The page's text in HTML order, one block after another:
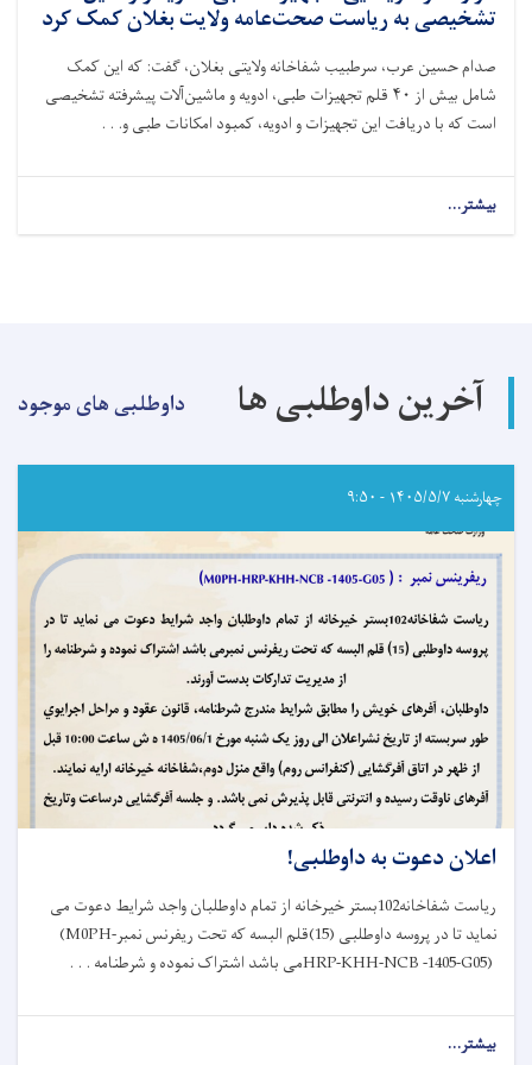
تشخیصی به ریاست صحت‌عامه ولایت بغلان کمک کرد
صدام حسین عرب، سرطبیب شفاخانه ولایتی بغلان، گفت: که این کمک
شامل بیش از ۴۰ قلم تجهیزات طبی، ادویه و ماشین‌آلات پیشرفته تشخیصی
است که با دریافت این تجهیزات و ادویه، کمبود امکانات طبی و. . .
بیشتر...
کمیته
۵۰۰
هزار
امریکایی،
تجهیزات
ادویه
و
وسایل
تشخیصی
به
ریاست
ولایت
بغلان
کمک
کرد
آخرین داوطلبی ها داوطلبی های موجود
چهارشنبه ۱۴۰۵/۵/۷ - ۹:۵۰
اعلان دعوت به داوطلبی!
ریاست شفاخانه102بستر خیرخانه از تمام داوطلبان واجد شرایط دعوت می
نماید تا در پروسه داوطلبی (15)قلم البسه که تحت ریفرنس نمبر
(M0PH-
HRP-KHH-NCB -1405-G05)می باشد اشتراک نموده و شرطنامه . . .
بیشتر...